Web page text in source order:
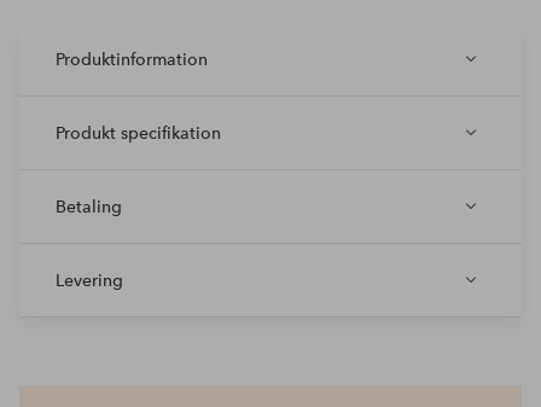
Produktinformation
Produkt specifikation
Betaling
Levering